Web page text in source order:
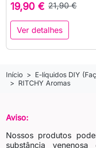
19,90 € 21,90 €
Ver detalhes
Início E-líquidos DIY
RITCHY Aromas
Aviso:
Nossos produtos
substância